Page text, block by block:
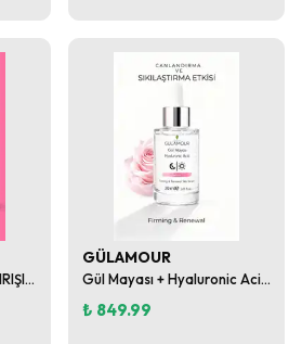
CİLT SIKILAŞTIRICI VE KIRIŞIKLIK ÖNLEYİCİ SET - ITEM 1 (GÜL MAYASI+HYALURONİC ACİD & GÜL YAĞI + E VİTAMİNİ)
GÜLAMOUR
Gül Mayası + Hyaluronic Acid Yenileyici Ve Sıkılaştırıcı Serum
₺ 849.99